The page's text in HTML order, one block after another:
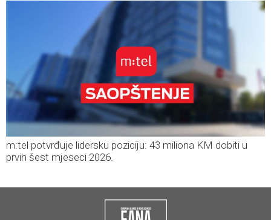
m:tel potvrđuje lidersku poziciju: 43 miliona KM dobiti u
prvih šest mjeseci 2026.